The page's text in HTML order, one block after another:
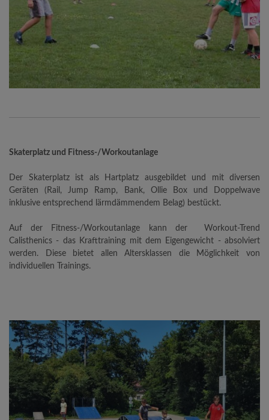
Skaterplatz und Fitness-/Workoutanlage
Der Skaterplatz ist als Hartplatz ausgebildet und mit diversen
Geräten (Rail, Jump Ramp, Bank, Ollie Box und Doppelwave
inklusive entsprechend lärmdämmendem Belag) bestückt.
Auf der Fitness-/Workoutanlage
kann der Workout-Trend
Calisthenics - das Krafttraining mit dem Eigengewicht - absolviert
werden. Diese bietet allen Altersklassen die Möglichkeit von
individuellen Trainings.